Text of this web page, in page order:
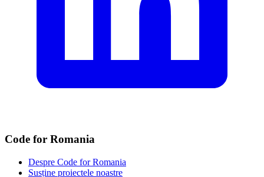
Code for Romania
Despre Code for Romania
Susține proiectele noastre